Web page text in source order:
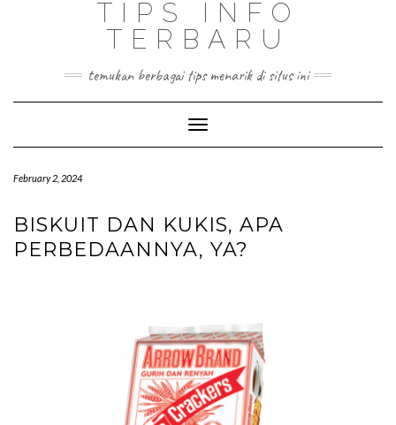
TIPS INFO
TERBARU
temukan berbagai tips menarik di situs ini
Toggle
Navigation
February 2, 2024
BISKUIT DAN KUKIS, APA
PERBEDAANNYA, YA?